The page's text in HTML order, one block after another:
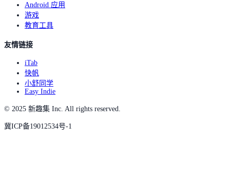
Android 应用
游戏
教育工具
友情链接
iTab
快帆
小舒同学
Easy Indie
© 2025 新趣集 Inc. All rights reserved.
冀ICP备19012534号-1